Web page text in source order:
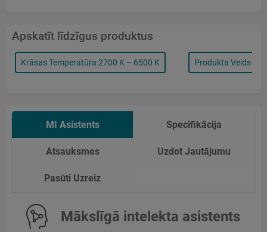
Apskatīt līdzīgus produktus
Krāsas Temperatūra 2700 K – 6500 K Produkta Veids
MI Asistents Specifikācija
Atsauksmes Uzdot Jautājumu
Pasūti Uzreiz
Mākslīgā intelekta asistents